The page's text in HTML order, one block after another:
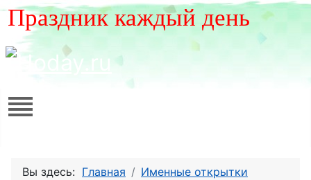
Праздник каждый день
Вы здесь: Главная
Именные открытки